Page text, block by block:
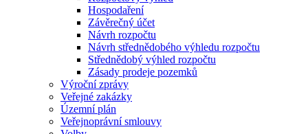
Hospodaření
Závěrečný účet
Návrh rozpočtu
Návrh střednědobého výhledu rozpočtu
Střednědobý výhled rozpočtu
Zásady prodeje pozemků
Výroční zprávy
Veřejné zakázky
Územní plán
Veřejnoprávní smlouvy